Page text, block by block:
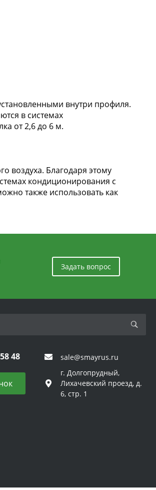
внутри профиля.
в системах
от 2,6 до 6 м.
воздуха. Благодаря этому
кондиционирования с
также использовать как
Задать вопрос
48 sale@smayrus.ru
г. Долгопрудный,
Лихачевский проезд, д.
6, стр. 1